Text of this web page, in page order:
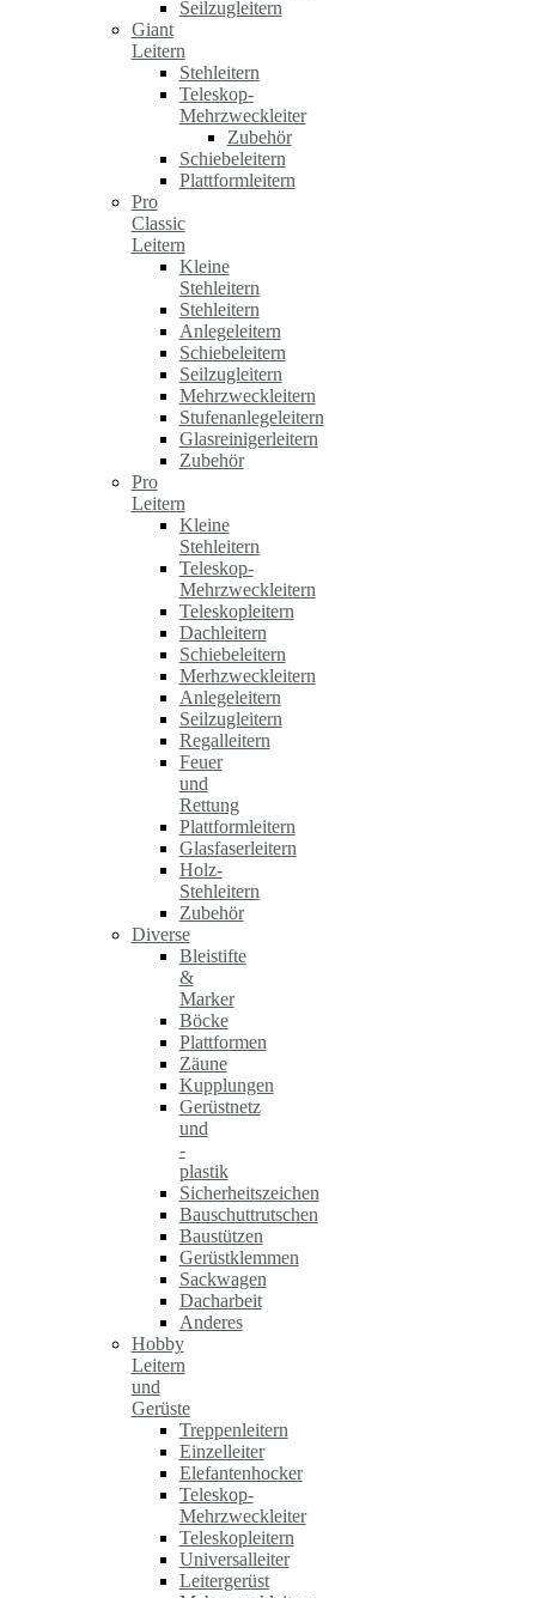
Seilzugleitern
Giant
Leitern
Stehleitern
Teleskop-
Mehrzweckleiter
Zubehör
Schiebeleitern
Plattformleitern
Pro
Classic
Leitern
Kleine
Stehleitern
Stehleitern
Anlegeleitern
Schiebeleitern
Seilzugleitern
Mehrzweckleitern
Stufenanlegeleitern
Glasreinigerleitern
Zubehör
Pro
Leitern
Kleine
Stehleitern
Teleskop-
Mehrzweckleitern
Teleskopleitern
Dachleitern
Schiebeleitern
Merhzweckleitern
Anlegeleitern
Seilzugleitern
Regalleitern
Feuer
und
Rettung
Plattformleitern
Glasfaserleitern
Holz-
Stehleitern
Zubehör
Diverse
Bleistifte
&
Marker
Böcke
Plattformen
Zäune
Kupplungen
Gerüstnetz
und
-
plastik
Sicherheitszeichen
Bauschuttrutschen
Baustützen
Gerüstklemmen
Sackwagen
Dacharbeit
Anderes
Hobby
Leitern
und
Gerüste
Treppenleitern
Einzelleiter
Elefantenhocker
Teleskop-
Mehrzweckleiter
Teleskopleitern
Universalleiter
Leitergerüst